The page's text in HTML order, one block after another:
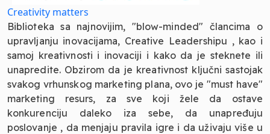
Creativity matters
Biblioteka sa najnovijim, "blow-minded" člancima o
upravljanju inovacijama, Creative Leadershipu , kao i
samoj kreativnosti i inovaciji i kako da je steknete ili
unapredite. Obzirom da je kreativnost ključni sastojak
svakog vrhunskog marketing plana, ovo je "must have"
marketing resurs, za sve koji žele da ostave
konkurenciju daleko iza sebe, da unapređuju
poslovanje , da menjaju pravila igre i da uživaju više u